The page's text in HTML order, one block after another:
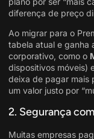
diferença de preço
Ao migrar para o
tabela atual e ganha
corporativo, como o
dispositivos móveis)
deixa de pagar mais
um valor justo por
2. Segurança
Muitas empresas